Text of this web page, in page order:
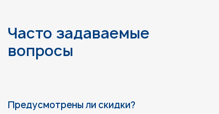
Часто задаваемые
вопросы
Предусмотрены ли скидки?